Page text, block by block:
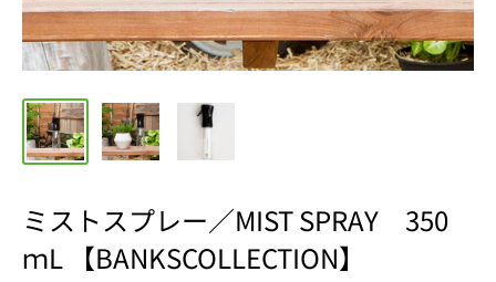
ミストスプレー／MIST SPRAY 350
ｍL 【BANKSCOLLECTION】